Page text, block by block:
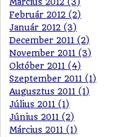
Február 2012 (2)
Január 2012 (3)
December 2011 (2)
November 2011 (3)
Október 2011 (4)
Szeptember 2011 (1)
Augusztus 2011 (1)
Július 2011 (1)
Június 2011 (2)
Március 2011 (1)